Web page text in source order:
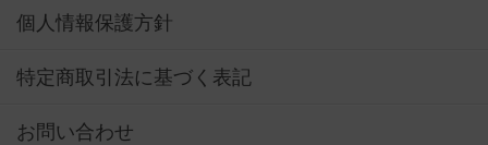
個人情報保護方針
特定商取引法に基づく表記
お問い合わせ